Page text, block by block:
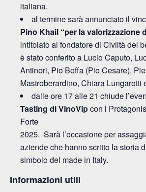
italiana.
al termine sarà annunciato il
Pino Khail “per lavalorizzazione
intitolato al fondatore di Civiltà del
è stato conferito a Lucio Caputo,
Antinori, Pio Boffa (Pio Cesare),
Mastroberardino, Chiara Lungarotti
dalle ore 17 alle 21 chiude
Tasting di VinoVipcon i
Forte
2025. Sarà l’occasione per
aziende che hanno scritto la storia
simbolo del made in Italy.
Informazioni utili